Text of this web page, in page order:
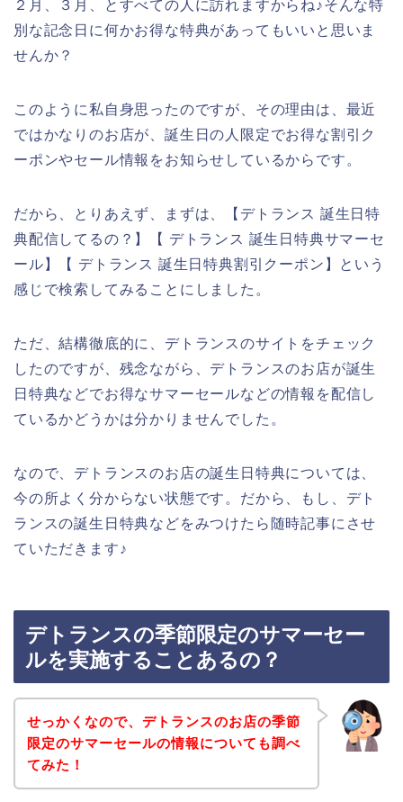
２月、３月、とすべての人に訪れますからね♪そんな特
別な記念日に何かお得な特典があってもいいと思いま
せんか？
このように私自身思ったのですが、その理由は、最近
ではかなりのお店が、誕生日の人限定でお得な割引ク
ーポンやセール情報をお知らせしているからです。
だから、とりあえず、まずは、【デトランス 誕生日特
典配信してるの？】【 デトランス 誕生日特典サマーセ
ール】【 デトランス 誕生日特典割引クーポン】という
感じで検索してみることにしました。
ただ、結構徹底的に、デトランスのサイトをチェック
したのですが、残念ながら、デトランスのお店が誕生
日特典などでお得なサマーセールなどの情報を配信し
ているかどうかは分かりませんでした。
なので、デトランスのお店の誕生日特典については、
今の所よく分からない状態です。だから、もし、デト
ランスの誕生日特典などをみつけたら随時記事にさせ
ていただきます♪
デトランスの季節限定のサマーセー
ルを実施することあるの？
せっかくなので、デトランスのお店の季節
限定のサマーセールの情報についても調べ
てみた！